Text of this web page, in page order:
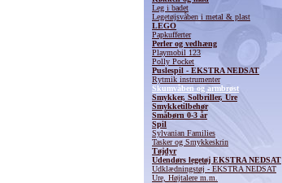
Leg i badet
Legetøjsvåben i metal & plast
LEGO
Papkufferter
Perler og vedhæng
Playmobil 123
Polly Pocket
Puslespil - EKSTRA NEDSAT
Rytmik instrumenter
Skumvåben og armbrøst
Smykker, Solbriller, Ure
Smykketilbehør
Småbørn 0-3 år
Spil
Sylvanian Families
Tasker og Smykkeskrin
Tøjdyr
Udendørs legetøj EKSTRA NEDSAT
Udklædningstøj - EKSTRA NEDSAT
Ure, Højtalere m.m.